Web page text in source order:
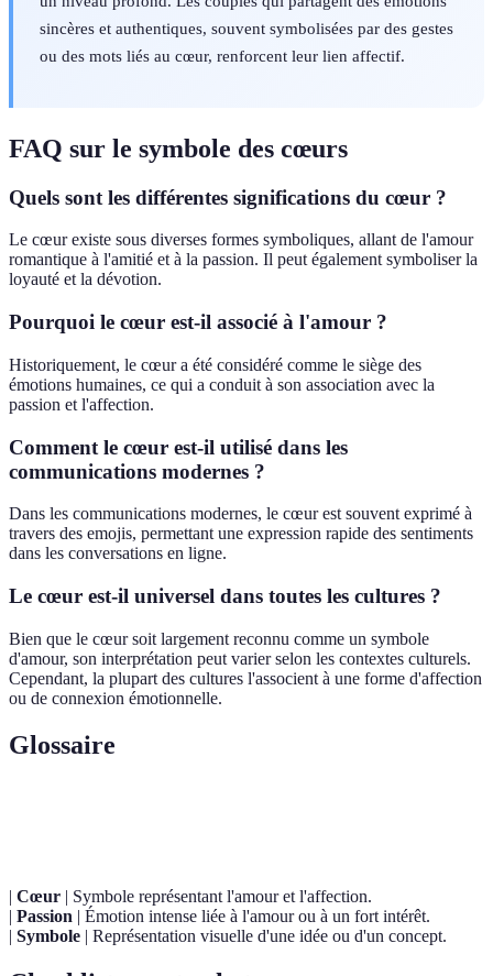
sincères et authentiques, souvent symbolisées par des gestes
ou des mots liés au cœur, renforcent leur lien affectif.
FAQ sur le symbole des cœurs
Quels sont les différentes significations du cœur ?
Le cœur existe sous diverses formes symboliques, allant de l'amour
romantique à l'amitié et à la passion. Il peut également symboliser la
loyauté et la dévotion.
Pourquoi le cœur est-il associé à l'amour ?
Historiquement, le cœur a été considéré comme le siège des
émotions humaines, ce qui a conduit à son association avec la
passion et l'affection.
Comment le cœur est-il utilisé dans les
communications modernes ?
Dans les communications modernes, le cœur est souvent exprimé à
travers des emojis, permettant une expression rapide des sentiments
dans les conversations en ligne.
Le cœur est-il universel dans toutes les cultures ?
Bien que le cœur soit largement reconnu comme un symbole
d'amour, son interprétation peut varier selon les contextes culturels.
Cependant, la plupart des cultures l'associent à une forme d'affection
ou de connexion émotionnelle.
Glossaire
| Cœur | Symbole représentant l'amour et l'affection.
| Passion | Émotion intense liée à l'amour ou à un fort intérêt.
| Symbole | Représentation visuelle d'une idée ou d'un concept.